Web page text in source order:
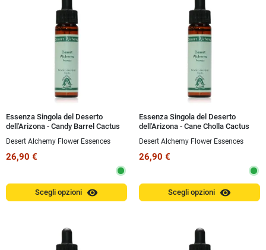
Essenza Singola del Deserto
dell'Arizona - Candy Barrel Cactus
Desert Alchemy Flower Essences
26,90 €
Scegli opzioni visibility
Essenza Singola del Deserto
dell'Arizona - Cane Cholla Cactus
Desert Alchemy Flower Essences
26,90 €
Scegli opzioni visibility